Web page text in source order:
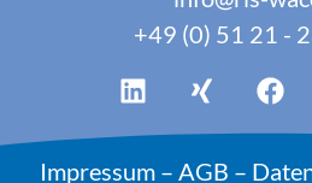
+49 (0) 51 21 -
Impressum– AGB –